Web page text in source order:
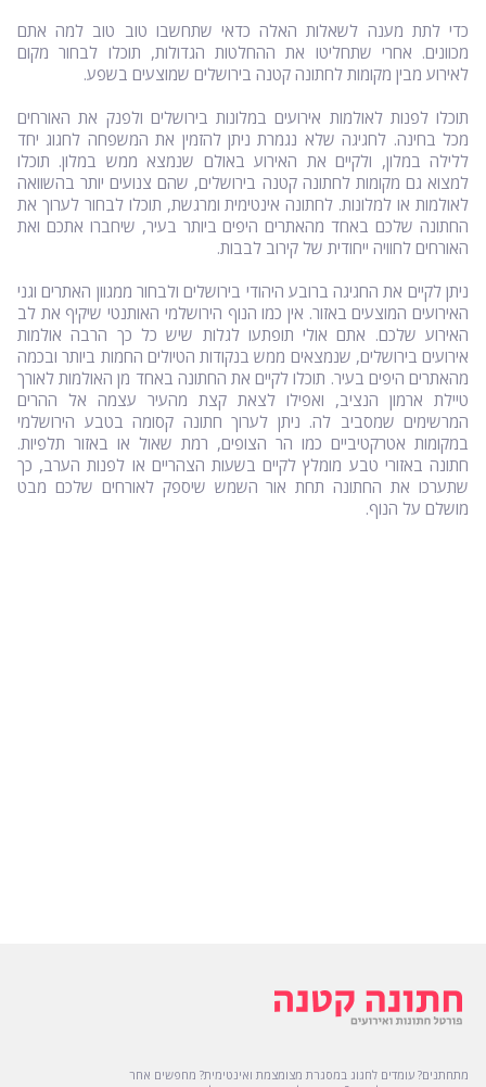
כדי לתת מענה לשאלות האלה כדאי שתחשבו טוב טוב למה אתם
מכוונים. אחרי שתחליטו את ההחלטות הגדולות, תוכלו לבחור מקום
לאירוע מבין מקומות לחתונה קטנה בירושלים שמוצעים בשפע.
תוכלו לפנות לאולמות אירועים במלונות בירושלים ולפנק את האורחים
מכל בחינה. לחגיגה שלא נגמרת ניתן להזמין את המשפחה לחגוג יחד
ללילה במלון, ולקיים את האירוע באולם שנמצא ממש במלון. תוכלו
למצוא גם מקומות לחתונה קטנה בירושלים, שהם צנועים יותר בהשוואה
לאולמות או למלונות. לחתונה אינטימית ומרגשת, תוכלו לבחור לערוך את
החתונה שלכם באחד מהאתרים היפים ביותר בעיר, שיחברו אתכם ואת
האורחים לחוויה ייחודית של קירוב לבבות.
ניתן לקיים את החגיגה ברובע היהודי בירושלים ולבחור ממגוון האתרים וגני
האירועים המוצעים באזור. אין כמו הנוף הירושלמי האותנטי שיקיף את לב
האירוע שלכם. אתם אולי תופתעו לגלות שיש כל כך הרבה אולמות
אירועים בירושלים, שנמצאים ממש בנקודות הטיולים החמות ביותר ובכמה
מהאתרים היפים בעיר. תוכלו לקיים את החתונה באחד מן האולמות לאורך
טיילת ארמון הנציב, ואפילו לצאת קצת מהעיר עצמה אל ההרים
המרשימים שמסביב לה. ניתן לערוך חתונה קסומה בטבע הירושלמי
במקומות אטרקטיביים כמו הר הצופים, רמת שאול או באזור תלפיות.
חתונה באזורי טבע מומלץ לקיים בשעות הצהריים או לפנות הערב, כך
שתערכו את החתונה תחת אור השמש שיספק לאורחים שלכם מבט
מושלם על הנוף.
מתחתנים? עומדים לחגוג במסגרת מצומצמת ואינטימית? מחפשים אחר